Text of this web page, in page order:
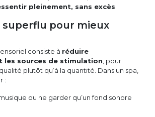
pleinement, sans excès
superflu pour mieux
consiste à réduire
les sources de stimulation , pour
plutôt qu’à la quantité. Dans un spa,
:
ou ne garder qu’un fond sonore